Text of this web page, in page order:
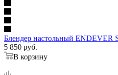
Блендер настольный ENDEVER
5 850 руб.
В корзину